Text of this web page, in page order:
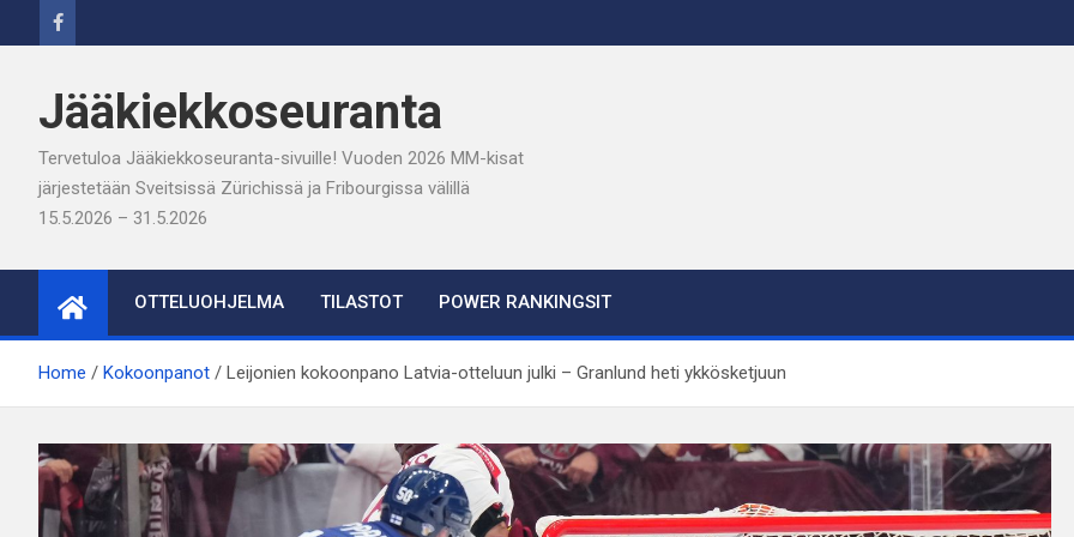
to
Jääkiekkoseuranta
Tervetuloa Jääkiekkoseuranta-sivuille! Vuoden 2026 MM-kisat
järjestetään Sveitsissä Zürichissä ja Fribourgissa välillä
15.5.2026 – 31.5.2026
OTTELUOHJELMA TILASTOT POWER RANKINGSIT
Home Kokoonpanot Leijonien kokoonpano Latvia-otteluun julki – Granlund heti ykkösketjuun